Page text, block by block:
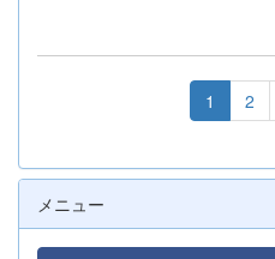
1 2
メニュー